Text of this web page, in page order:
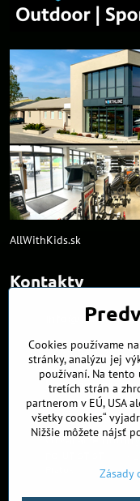
AllWithKids.sk
Kontakty
+421 902 255
Kamenná
Nádražná 34/A
90027 Ivánka pri
Otváracie hodiny
9:00 -
8:00 - 16:00
Cookies používame
stránky, analýzu jej
používaní. Na tento
tretích strán a
partnerom v EÚ, USA
všetky cookies“
Nižšie môžete nájsť
Zásady